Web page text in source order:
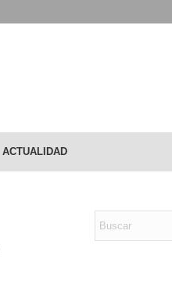
ACTUALIDAD